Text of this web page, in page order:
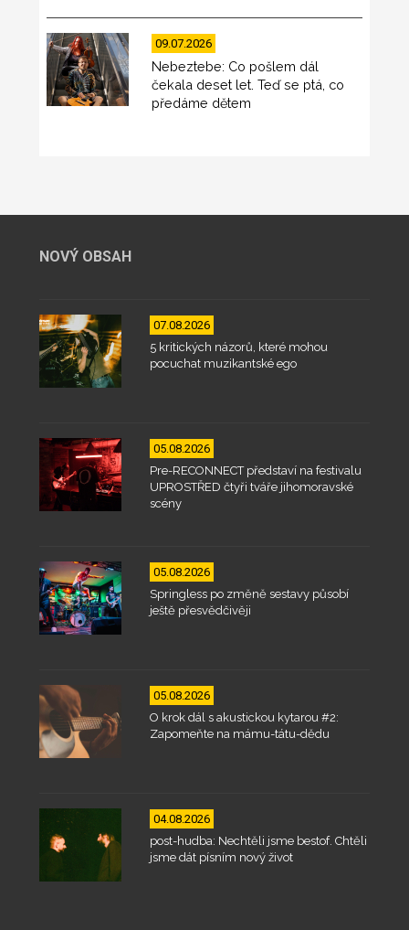
09.07.2026
Nebeztebe: Co pošlem dál
čekala deset let. Teď se ptá, co
předáme dětem
NOVÝ OBSAH
07.08.2026
5 kritických názorů, které mohou
pocuchat muzikantské ego
05.08.2026
Pre-RECONNECT představí na festivalu
UPROSTŘED čtyři tváře jihomoravské
scény
05.08.2026
Springless po změně sestavy působí
ještě přesvědčivěji
05.08.2026
O krok dál s akustickou kytarou #2:
Zapomeňte na mámu-tátu-dědu
04.08.2026
post-hudba: Nechtěli jsme bestof. Chtěli
jsme dát písním nový život